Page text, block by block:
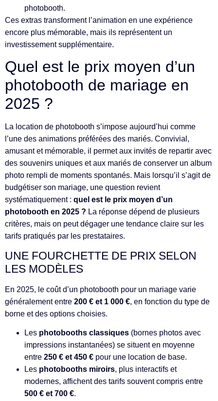
photobooth.
Ces extras transforment l’animation en une expérience
encore plus mémorable, mais ils représentent un
investissement supplémentaire.
Quel est le prix moyen d’un
photobooth de mariage en
2025 ?
La location de photobooth s’impose aujourd’hui comme
l’une des animations préférées des mariés. Convivial,
amusant et mémorable, il permet aux invités de repartir avec
des souvenirs uniques et aux mariés de conserver un album
photo rempli de moments spontanés. Mais lorsqu’il s’agit de
budgétiser son mariage, une question revient
systématiquement : quel est le prix moyen d’un
photobooth en 2025 ? La réponse dépend de plusieurs
critères, mais on peut dégager une tendance claire sur les
tarifs pratiqués par les prestataires.
UNE FOURCHETTE DE PRIX SELON
LES MODÈLES
En 2025, le coût d’un photobooth pour un mariage varie
généralement entre 200 € et 1 000 €, en fonction du type de
borne et des options choisies.
Les photobooths classiques (bornes photos avec
impressions instantanées) se situent en moyenne
entre 250 € et 450 € pour une location de base.
Les photobooths miroirs, plus interactifs et
modernes, affichent des tarifs souvent compris entre
500 € et 700 €.